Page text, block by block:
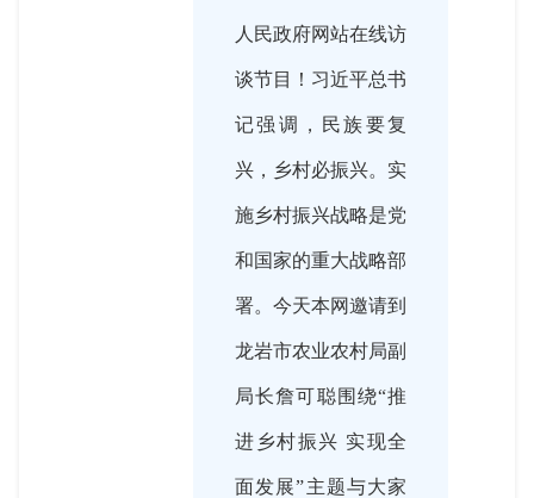
人民政府网站在线访
谈节目！习近平总书
记强调，民族要复
兴，乡村必振兴。实
施乡村振兴战略是党
和国家的重大战略部
署。今天本网邀请到
龙岩市农业农村局副
局长詹可聪围绕“推
进乡村振兴 实现全
面发展”主题与大家